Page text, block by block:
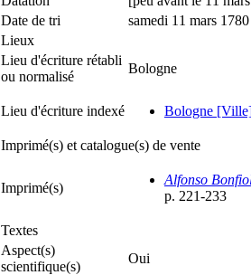
Date de tri
samedi 11 mars 1780
Lieux
Lieu d'écriture rétabli
ou normalisé
Bologne
Lieu d'écriture indexé Bologne
Imprimé(s) et catalogue(s) de vente
Imprimé(s)
Alfonso
p. 221-233
Textes
Aspect(s)
scientifique(s)
Oui